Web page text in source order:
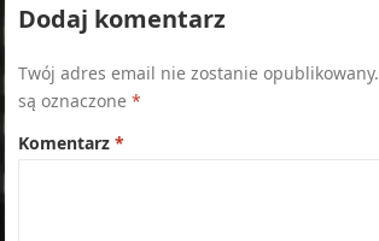
Dodaj komentarz
Twój adres email nie zostanie opublikowany.
są oznaczone*
Komentarz*